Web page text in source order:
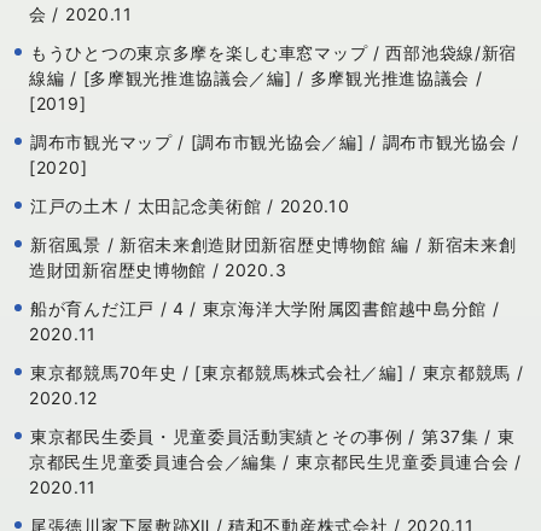
会 / 2020.11
もうひとつの東京多摩を楽しむ車窓マップ / 西部池袋線/新宿
線編 / [多摩観光推進協議会／編] / 多摩観光推進協議会 /
[2019]
調布市観光マップ / [調布市観光協会／編] / 調布市観光協会 /
[2020]
江戸の土木 / 太田記念美術館 / 2020.10
新宿風景 / 新宿未来創造財団新宿歴史博物館 編 / 新宿未来創
造財団新宿歴史博物館 / 2020.3
船が育んだ江戸 / 4 / 東京海洋大学附属図書館越中島分館 /
2020.11
東京都競馬70年史 / [東京都競馬株式会社／編] / 東京都競馬 /
2020.12
東京都民生委員・児童委員活動実績とその事例 / 第37集 / 東
京都民生児童委員連合会／編集 / 東京都民生児童委員連合会 /
2020.11
尾張徳川家下屋敷跡Ⅻ / 積和不動産株式会社 / 2020.11